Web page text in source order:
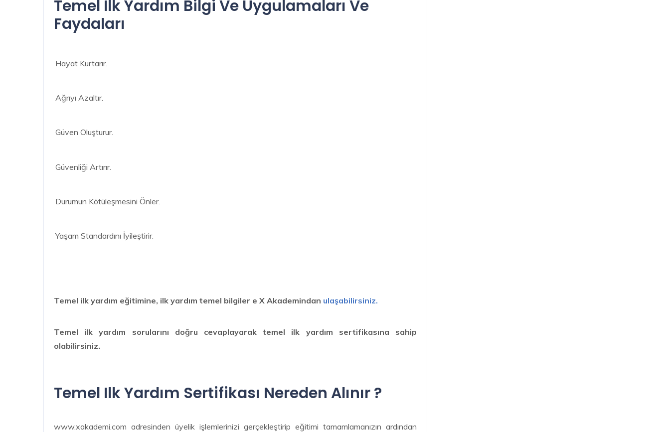
Temel İlk Yardım Bilgi Ve Uygulamaları Ve
Faydaları
Hayat Kurtarır.
Ağrıyı Azaltır.
Güven Oluşturur.
Güvenliği Artırır.
Durumun Kötüleşmesini Önler.
Yaşam Standardını İyileştirir.
Temel ilk yardım eğitimine, ilk yardım temel bilgiler e X Akademindan ulaşabilirsiniz.
Temel ilk yardım sorularını doğru cevaplayarak temel ilk yardım sertifikasına sahip
olabilirsiniz.
Temel Ilk Yardım Sertifikası Nereden Alınır ?
www.xakademi.com adresinden üyelik işlemlerinizi gerçekleştirip eğitimi tamamlamanızın ardından